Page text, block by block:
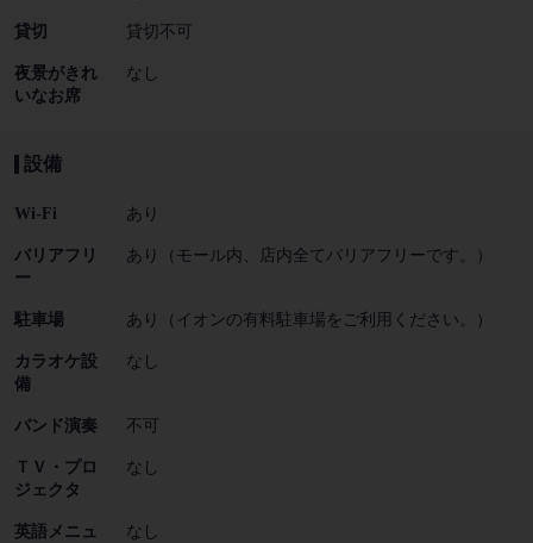
貸切 貸切不可
夜景がきれ
いなお席
なし
設備
Wi-Fi あり
バリアフリ
ー
あり（モール内、店内全てバリアフリーです。）
駐車場 あり（イオンの有料駐車場をご利用ください。）
カラオケ設
備
なし
バンド演奏 不可
ＴＶ・プロ
ジェクタ
なし
英語メニュ
なし